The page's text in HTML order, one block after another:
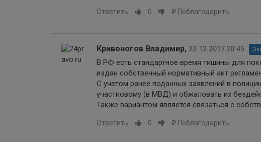
Ответить 0 Поблагодарить
Кривоногов Владимир, 22.12.2017 20:45
В РФ есть стандартное время тишины для
издан собственный нормативный акт
С учетом ранее поданных заявлений в
участковому (в МВД) и обжаловать их
Также вариантом является связаться с
Ответить 0 Поблагодарить